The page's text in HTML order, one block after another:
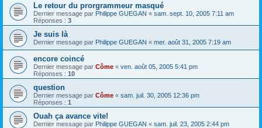
Le retour du prorgrammeur masqué
Dernier message par Philippe GUEGAN « sam. sept. 10, 2005 7:11 am
Réponses : 3
Je suis là
Dernier message par Philippe GUEGAN « mer. août 31, 2005 7:19 am
encore coincé
Dernier message par Côme « ven. août 05, 2005 5:41 pm
Réponses : 10
question
Dernier message par Côme « sam. juil. 30, 2005 12:36 pm
Réponses : 1
Ouah ça avance vite!
Dernier message par Philippe GUEGAN « sam. juil. 23, 2005 2:44 pm